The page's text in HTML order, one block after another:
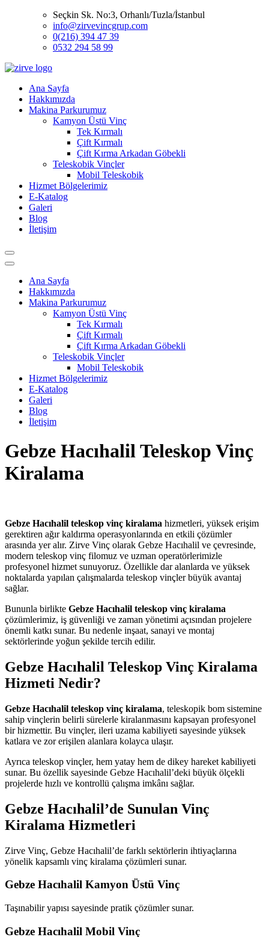
Seçkin Sk. No:3, Orhanlı/Tuzla/İstanbul
info@zirvevincgrup.com
0(216) 394 47 39
0532 294 58 99
Ana Sayfa
Hakkımızda
Makina Parkurumuz
Kamyon Üstü Vinç
Tek Kırmalı
Çift Kırmalı
Çift Kırma Arkadan Göbekli
Teleskobik Vinçler
Mobil Teleskobik
Hizmet Bölgelerimiz
E-Katalog
Galeri
Blog
İletişim
Ana Sayfa
Hakkımızda
Makina Parkurumuz
Kamyon Üstü Vinç
Tek Kırmalı
Çift Kırmalı
Çift Kırma Arkadan Göbekli
Teleskobik Vinçler
Mobil Teleskobik
Hizmet Bölgelerimiz
E-Katalog
Galeri
Blog
İletişim
Gebze Hacıhalil Teleskop Vinç
Kiralama
Gebze Hacıhalil teleskop vinç kiralama hizmetleri, yüksek erişim
gerektiren ağır kaldırma operasyonlarında en etkili çözümler
arasında yer alır. Zirve Vinç olarak Gebze Hacıhalil ve çevresinde,
modern teleskop vinç filomuz ve uzman operatörlerimizle
profesyonel hizmet sunuyoruz. Özellikle dar alanlarda ve yüksek
noktalarda yapılan çalışmalarda teleskop vinçler büyük avantaj
sağlar.
Bununla birlikte Gebze Hacıhalil teleskop vinç kiralama
çözümlerimiz, iş güvenliği ve zaman yönetimi açısından projelere
önemli katkı sunar. Bu nedenle inşaat, sanayi ve montaj
sektörlerinde yoğun şekilde tercih edilir.
Gebze Hacıhalil Teleskop Vinç Kiralama
Hizmeti Nedir?
Gebze Hacıhalil teleskop vinç kiralama, teleskopik bom sistemine
sahip vinçlerin belirli sürelerle kiralanmasını kapsayan profesyonel
bir hizmettir. Bu vinçler, ileri uzama kabiliyeti sayesinde yüksek
katlara ve zor erişilen alanlara kolayca ulaşır.
Ayrıca teleskop vinçler, hem yatay hem de dikey hareket kabiliyeti
sunar. Bu özellik sayesinde Gebze Hacıhalil’deki büyük ölçekli
projelerde hızlı ve kontrollü çalışma imkânı sağlar.
Gebze Hacıhalil’de Sunulan Vinç
Kiralama Hizmetleri
Zirve Vinç, Gebze Hacıhalil’de farklı sektörlerin ihtiyaçlarına
yönelik kapsamlı vinç kiralama çözümleri sunar.
Gebze Hacıhalil Kamyon Üstü Vinç
Taşınabilir yapısı sayesinde pratik çözümler sunar.
Gebze Hacıhalil Mobil Vinç